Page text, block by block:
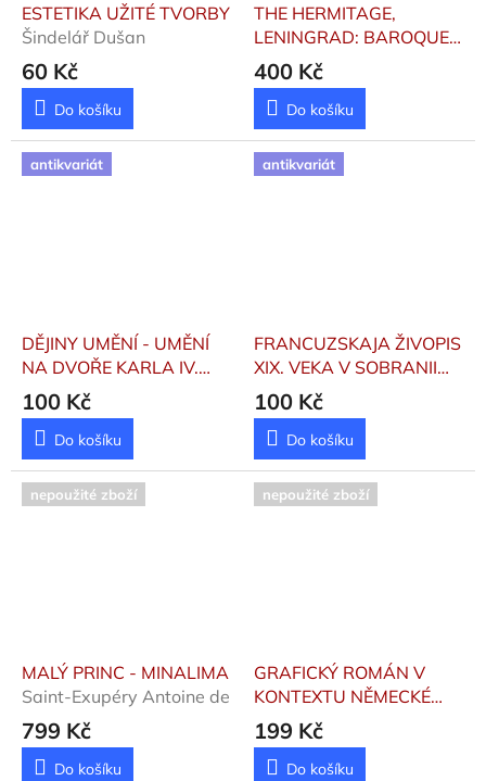
ESTETIKA UŽITÉ TVORBY
Šindelář Dušan
60 Kč
Do košíku
THE HERMITAGE,
LENINGRAD: BAROQUE
& ROCOCO MASTERS
Levinson-Lessing V. F. a
kol.
400 Kč
Do košíku
antikvariát
DĚJINY UMĚNÍ - UMĚNÍ
NA DVOŘE KARLA IV.
Neubert Karel, Stejskal
Karel
100 Kč
Do košíku
antikvariát
FRANCUZSKAJA ŽIVOPIS
XIX. VEKA V SOBRANII
GOSUDARSTVENOVO
ERMITAŽABerezina V. Z.
100 Kč
Do košíku
nepoužité zboží
MALÝ PRINC - MINALIMA
Saint-Exupéry Antoine de
799 Kč
Do košíku
nepoužité zboží
GRAFICKÝ ROMÁN V
KONTEXTU NĚMECKÉ
LITERÁRNÍ KULTURY 21.
STOLETÍHeinrichová,
Naděžda
199 Kč
Do košíku